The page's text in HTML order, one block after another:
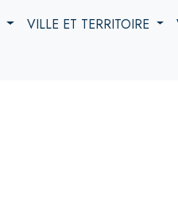
VILLE ET TERRITOIRE